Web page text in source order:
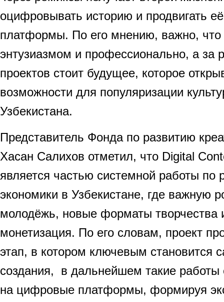
оцифровывать историю и продвигать
платформы. По его мнению, важно, что
энтузиазмом и профессионально, а за
проектов стоит будущее, которое
возможности для популяризации
Узбекистана.
Представитель Фонда по развитию
Хасан Салихов отметил, что Digital
является частью системной работы по
экономики в Узбекистане, где важную
молодёжь, новые форматы творчества
монетизация. По его словам, проект
этап, в котором ключевым становится
создания, в дальнейшем такие работы
на цифровые платформы, формируя